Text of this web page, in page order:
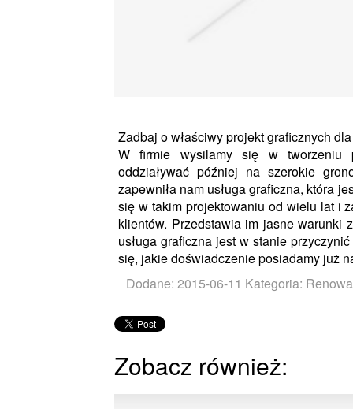
Zadbaj o właściwy projekt graficznych
W firmie wysilamy się w tworzeniu
oddziaływać później na szerokie
zapewniła nam usługa graficzna, która
się w takim projektowaniu od wielu lat i
klientów. Przedstawia im jasne warunki
usługa graficzna jest w stanie
się, jakie doświadczenie posiadamy już
Dodane: 2015-06-11 Kategoria:
Zobacz również: